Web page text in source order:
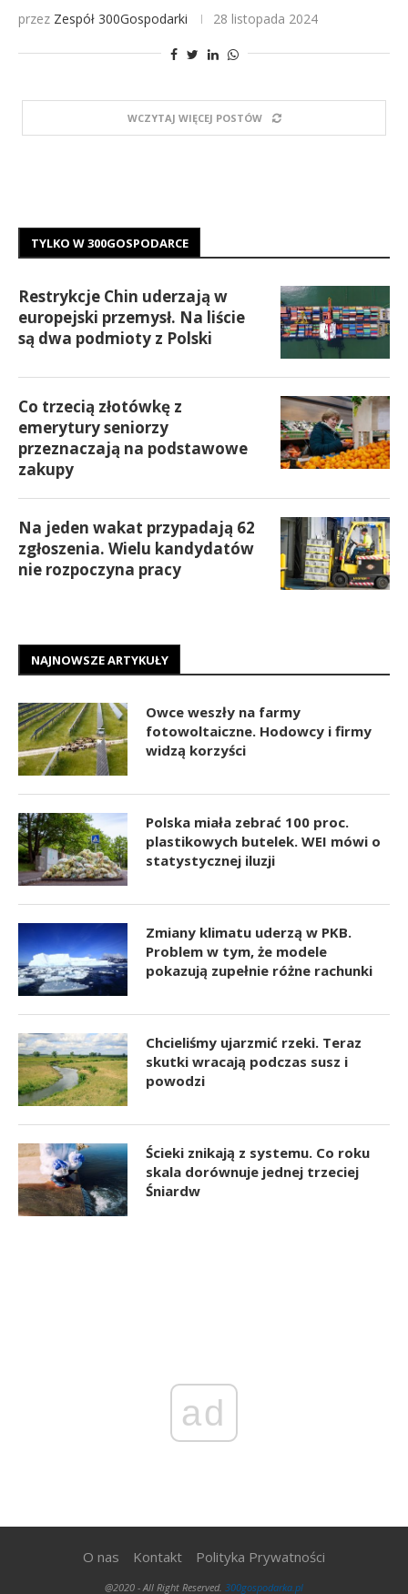
przez Zespół 300Gospodarki 28 listopada 2024
WCZYTAJ WIĘCEJ POSTÓW
TYLKO W 300GOSPODARCE
Restrykcje Chin uderzają w
europejski przemysł. Na liście
są dwa podmioty z Polski
Co trzecią złotówkę z
emerytury seniorzy
przeznaczają na podstawowe
zakupy
Na jeden wakat przypadają 62
zgłoszenia. Wielu kandydatów
nie rozpoczyna pracy
NAJNOWSZE ARTYKUŁY
Owce weszły na farmy
fotowoltaiczne. Hodowcy i firmy
widzą korzyści
Polska miała zebrać 100 proc.
plastikowych butelek. WEI mówi o
statystycznej iluzji
Zmiany klimatu uderzą w PKB.
Problem w tym, że modele
pokazują zupełnie różne rachunki
Chcieliśmy ujarzmić rzeki. Teraz
skutki wracają podczas susz i
powodzi
Ścieki znikają z systemu. Co roku
skala dorównuje jednej trzeciej
Śniardw
ad
O nas Kontakt Polityka Prywatności
@2020 - All Right Reserved. 300gospodarka.pl